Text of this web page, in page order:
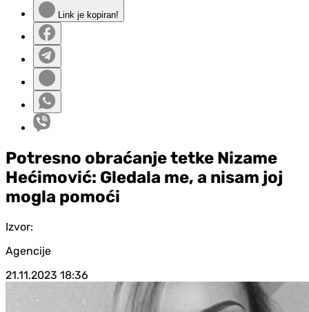
Link je kopiran!
Potresno obraćanje tetke Nizame
Hećimović: Gledala me, a nisam joj
mogla pomoći
Izvor:
Agencije
21.11.2023 18:36